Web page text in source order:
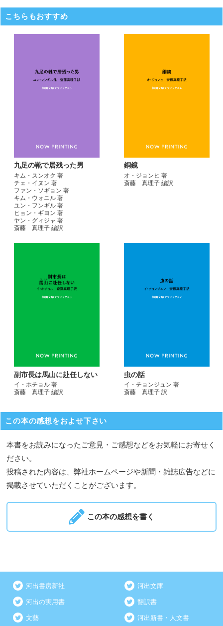
こちらもおすすめ
九足の靴で居残った男
キム・スンオク 著
チェ・イヌン 著
ファン・ソギョン 著
キム・ウォニル 著
ユン・フンギル 著
ヒョン・ギヨン 著
ヤン・グィジャ 著
斎藤 真理子 編訳
銅鏡
オ・ジョンヒ 著
斎藤 真理子 編訳
副市長は馬山に赴任しない
イ・ホチョル 著
斎藤 真理子 編訳
虫の話
イ・チョンジュン 著
斎藤 真理子 訳
この本の感想をおよせ下さい
本書をお読みになったご意見・ご感想などをお気軽にお寄せく
ださい。
投稿された内容は、弊社ホームページや新聞・雑誌広告などに
掲載させていただくことがございます。
この本の感想を書く
河出書房新社 河出文庫
河出の実用書 翻訳書
文藝 河出新書・人文書